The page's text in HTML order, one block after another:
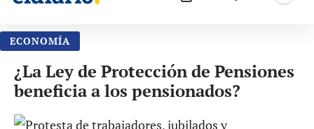
ECONOMÍA
¿La Ley de Protección de Pensiones
beneficia a los pensionados?